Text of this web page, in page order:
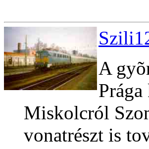
A
Miskolcról
vonatrészt is